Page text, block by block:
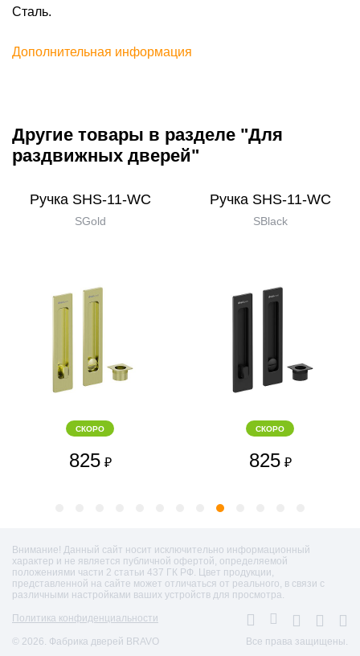
Сталь.
Дополнительная информация
Другие товары в разделе "Для
раздвижных дверей"
Ручка SHS-11-WC
SGold
СКОРО
825 ₽
Ручка SHS-11-WC
SBlack
СКОРО
825 ₽
Внимание! Данный сайт носит исключительно информационный
характер и не является публичной офертой, определяемой
положениями части 2 статьи 437 ГК РФ. Цвет продукции,
представленной на сайте может отличаться от реального, в связи с
различными настройками ваших устройств для просмотра.
Политика конфиденциальности
© 2026. Фабрика дверей BRAVO Все права защищены.